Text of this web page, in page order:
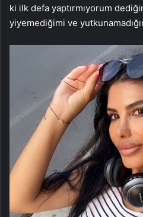
ki ilk defa yaptırmıyorum
yiyemediğimi ve